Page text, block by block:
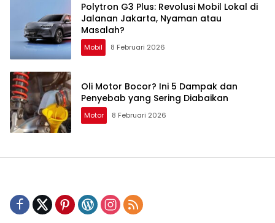
Polytron G3 Plus: Revolusi Mobil Lokal di
Jalanan Jakarta, Nyaman atau
Masalah?
Mobil 8 Februari 2026
Oli Motor Bocor? Ini 5 Dampak dan
Penyebab yang Sering Diabaikan
Motor 8 Februari 2026